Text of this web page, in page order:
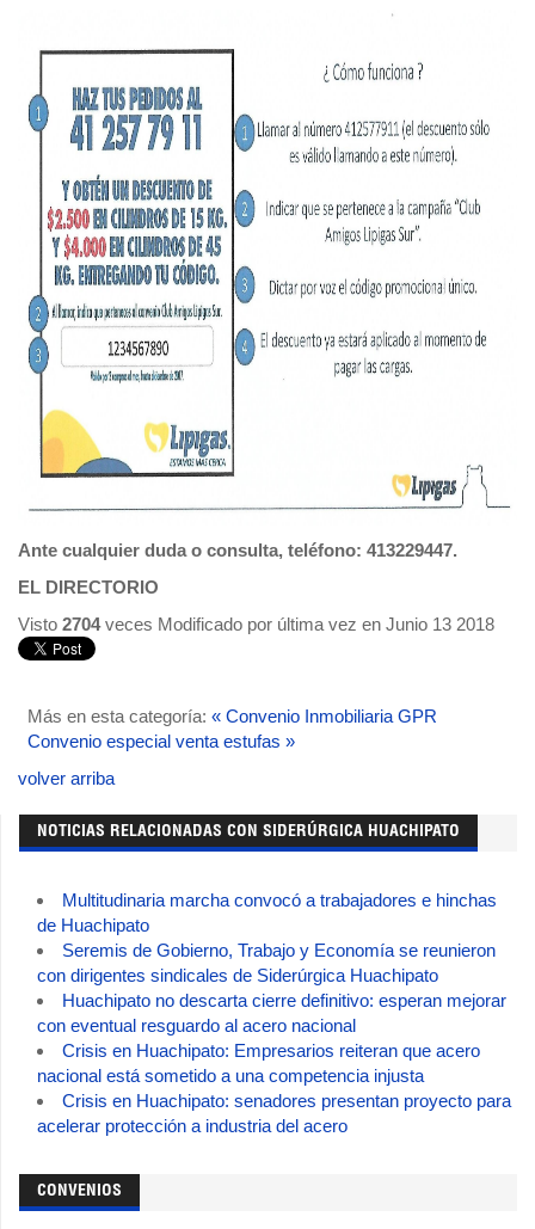
Ante cualquier duda o consulta, teléfono: 413229447.
EL DIRECTORIO
Visto 2704veces Modificado por última vez en Junio 13 2018
Más en esta categoría: « Convenio Inmobiliaria GPR
Convenio especial venta estufas »
volver arriba
NOTICIAS RELACIONADAS CON SIDERÚRGICA HUACHIPATO
Multitudinaria marcha convocó a trabajadores e hinchas
de Huachipato
Seremis de Gobierno, Trabajo y Economía se reunieron
con dirigentes sindicales de Siderúrgica Huachipato
Huachipato no descarta cierre definitivo: esperan mejorar
con eventual resguardo al acero nacional
Crisis en Huachipato: Empresarios reiteran que acero
nacional está sometido a una competencia injusta
Crisis en Huachipato: senadores presentan proyecto para
acelerar protección a industria del acero
CONVENIOS